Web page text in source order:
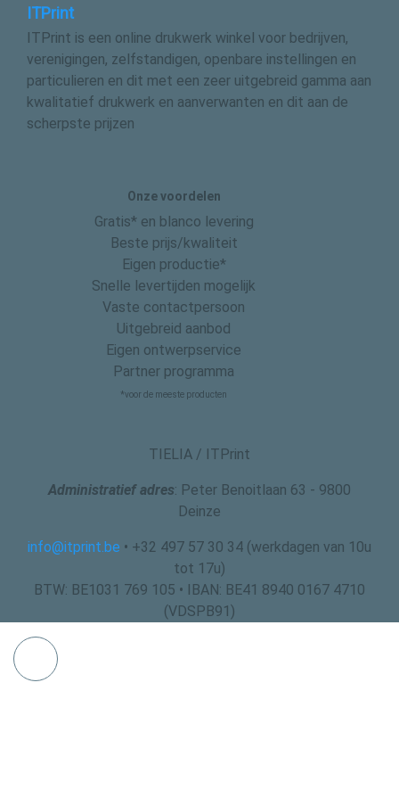
ITPrint
ITPrint is een online drukwerk winkel voor bedrijven,
verenigingen, zelfstandigen, openbare instellingen en
particulieren en dit met een zeer uitgebreid gamma aan
kwalitatief drukwerk en aanverwanten en dit aan de
scherpste prijzen
Onze voordelen
Gratis* en blanco levering
Beste prijs/kwaliteit
Eigen productie*
Snelle levertijden mogelijk
Vaste contactpersoon
Uitgebreid aanbod
Eigen ontwerpservice
Partner programma
*voor de meeste producten
TIELIA / ITPrint
Administratief adres: Peter Benoitlaan 63 - 9800
Deinze
info@itprint.be • +32 497 57 30 34 (werkdagen van 10u
tot 17u)
BTW: BE1031 769 105 • IBAN: BE41 8940 0167 4710
(VDSPB91)